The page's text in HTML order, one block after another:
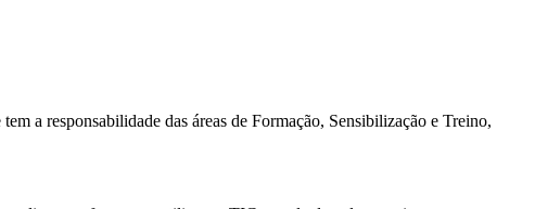
a responsabilidade das áreas de Formação, Sensibilização e Treino,